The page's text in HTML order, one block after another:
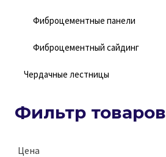
Фиброцементные панели
Фиброцементный сайдинг
Чердачные лестницы
Фильтр товаров
Цена